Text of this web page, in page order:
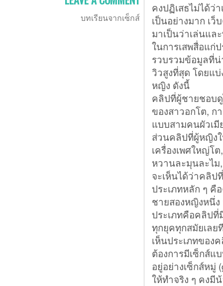
บทเรียนจากเซ็กส์
คงปฏิเสธไม่ได้ว่
เป็นอย่างมาก เ
มาเป็นว่าเล่นแล
ในการเสพสื่อแก่
รวบรวมข้อมูลที่น่
วิวสูงที่สุด โดยแ
หญิง ดังนี้
คลิปที่ผู้ชายชอบ
ของสาวอกโต, ก
แบบสามคนผัวเมี
ส่วนคลิปที่ผู้หญิง
เครื่องเพศใหญ่โ
หวานละมุนละไม
จะเห็นได้ว่าคลิป
ประเภทหลัก ๆ
ชายสองหญิงหนึ่
ประเภทคือคลิปที่
ทุกยุคทุกสมัยเลย
เห็นประเภทของ
ต้องการมีเซ็กส์แ
อยู่อย่างเซ็กส์หมู่
ให้ทำจริง ๆ คงมี